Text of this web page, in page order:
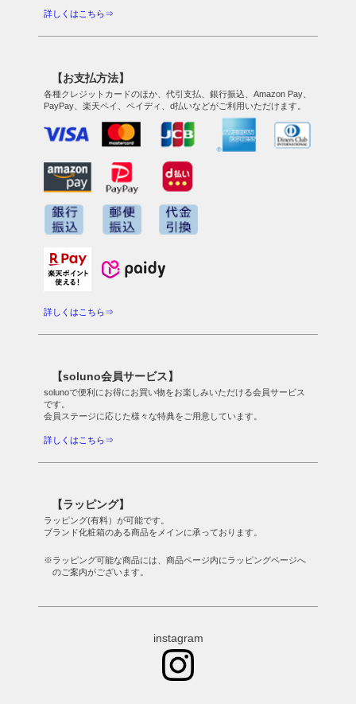
詳しくはこちら⇒
【お支払方法】
各種クレジットカードのほか、代引支払、銀行振込、Amazon Pay、
PayPay、楽天ペイ、ペイディ、d払いなどがご利用いただけます。
詳しくはこちら⇒
【soluno会員サービス】
solunoで便利にお得にお買い物をお楽しみいただける会員サービス
です。
会員ステージに応じた様々な特典をご用意しています。
詳しくはこちら⇒
【ラッピング】
ラッピング(有料）が可能です。
ブランド化粧箱のある商品をメインに承っております。
※ラッピング可能な商品には、商品ページ内にラッピングページへ
のご案内がございます。
instagram